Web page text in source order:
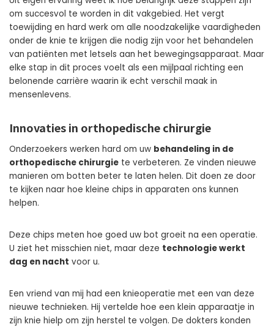
om succesvol te worden in dit vakgebied. Het vergt
toewijding en hard werk om alle noodzakelijke vaardigheden
onder de knie te krijgen die nodig zijn voor het behandelen
van patiënten met letsels aan het bewegingsapparaat. Maar
elke stap in dit proces voelt als een mijlpaal richting een
belonende carrière waarin ik echt verschil maak in
mensenlevens.
Innovaties in orthopedische chirurgie
Onderzoekers werken hard om uw behandeling in de
orthopedische chirurgie te verbeteren. Ze vinden nieuwe
manieren om botten beter te laten helen. Dit doen ze door
te kijken naar hoe kleine chips in apparaten ons kunnen
helpen.
Deze chips meten hoe goed uw bot groeit na een operatie.
U ziet het misschien niet, maar deze technologie werkt
dag en nacht voor u.
Een vriend van mij had een knieoperatie met een van deze
nieuwe technieken. Hij vertelde hoe een klein apparaatje in
zijn knie hielp om zijn herstel te volgen. De dokters konden